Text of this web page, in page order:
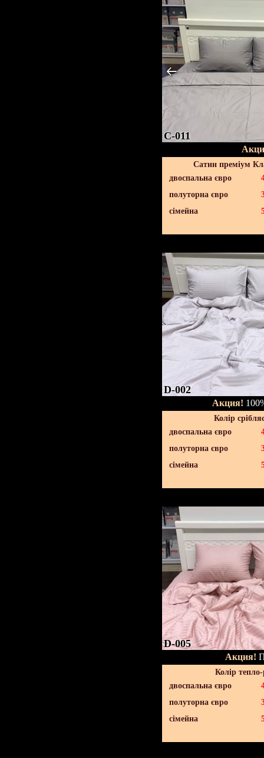
C-011
Сатин преміум
двоспальна євро
полуторна євро
сімейна
D-002
Акция!
Колір
двоспальна євро
полуторна євро
сімейна
D-005
Акция!
Колір
двоспальна євро
полуторна євро
сімейна